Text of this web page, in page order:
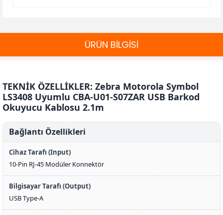
ÜRÜN BİLGİSİ
TEKNİK ÖZELLİKLER: Zebra Motorola Symbol
LS3408 Uyumlu CBA-U01-S07ZAR USB Barkod
Okuyucu Kablosu 2.1m
Bağlantı Özellikleri
Cihaz Tarafı (Input)
10-Pin RJ-45 Modüler Konnektör
Bilgisayar Tarafı (Output)
USB Type-A